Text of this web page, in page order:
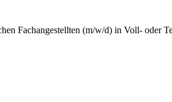
Fachangestellten (m/w/d) in Voll- oder